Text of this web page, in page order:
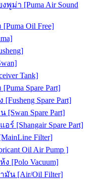
พูม่า [Puma Air Sound
Oil Free]
Tank]
Spare Part]
Spare Part]
Spare Part]
[Shangair Spare Part]
Filter]
Oil Air Pump ]
[Polo Vacuum]
มัน [Air/Oil Filter]